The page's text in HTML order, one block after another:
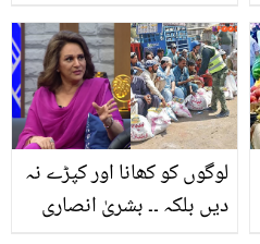
تصاویر نے سب کو حیران
کردیا
لوگوں کو کھانا اور کپڑے نہ
دیں بلکہ ۔۔ بشریٰ انصاری